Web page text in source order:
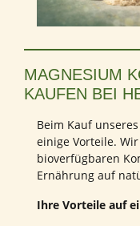
MAGNESIUM
KAUFEN BEI
Beim Kauf
einige Vorteile.
bioverfügbaren
Ernährung auf
Ihre Vorteile auf